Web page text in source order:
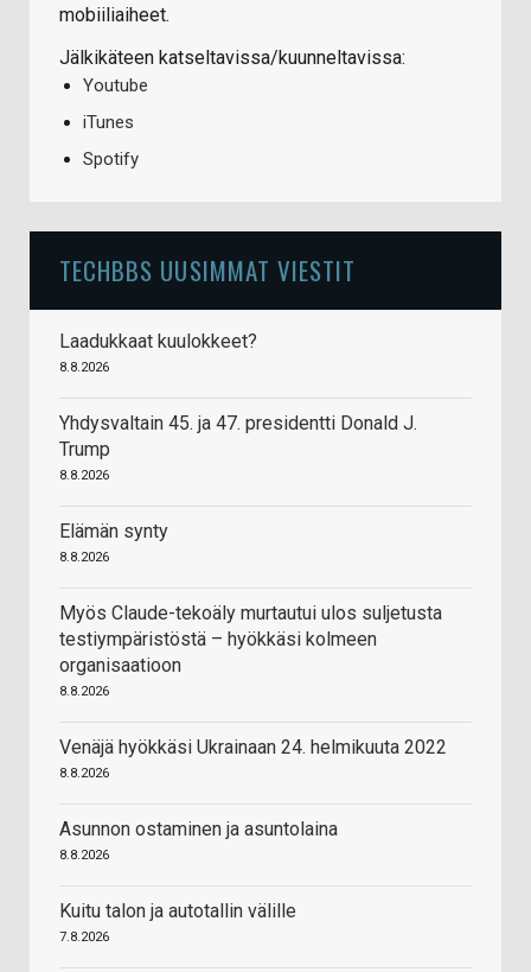
mobiiliaiheet.
Jälkikäteen katseltavissa/kuunneltavissa:
Youtube
iTunes
Spotify
TECHBBS UUSIMMAT VIESTIT
Laadukkaat kuulokkeet?
8.8.2026
Yhdysvaltain 45. ja 47. presidentti Donald J.
Trump
8.8.2026
Elämän synty
8.8.2026
Myös Claude-tekoäly murtautui ulos suljetusta
testiympäristöstä – hyökkäsi kolmeen
organisaatioon
8.8.2026
Venäjä hyökkäsi Ukrainaan 24. helmikuuta 2022
8.8.2026
Asunnon ostaminen ja asuntolaina
8.8.2026
Kuitu talon ja autotallin välille
7.8.2026